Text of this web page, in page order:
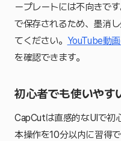
ープレートには不向きで
で保存されるため、墨消
てください。 YouTube動
を確認できます。
初心者でも使いやす
CapCutは直感的なUIで初
本操作を10分以内に習得